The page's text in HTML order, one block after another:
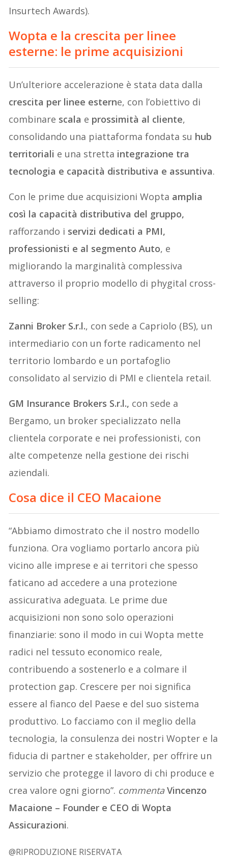
Insurtech Awards).
Wopta e la crescita per linee
esterne: le prime acquisizioni
Un’ulteriore accelerazione è stata data dalla
crescita per linee esterne, con l’obiettivo di
combinare scala e prossimità al cliente,
consolidando una piattaforma fondata su hub
territoriali e una stretta integrazione tra
tecnologia e capacità distributiva e assuntiva.
Con le prime due acquisizioni Wopta amplia
così la capacità distributiva del gruppo,
rafforzando i servizi dedicati a PMI,
professionisti e al segmento Auto, e
migliorando la marginalità complessiva
attraverso il proprio modello di phygital cross-
selling:
Zanni Broker S.r.l., con sede a Capriolo (BS), un
intermediario con un forte radicamento nel
territorio lombardo e un portafoglio
consolidato al servizio di PMI e clientela retail.
GM Insurance Brokers S.r.l., con sede a
Bergamo, un broker specializzato nella
clientela corporate e nei professionisti, con
alte competenze nella gestione dei rischi
aziendali.
Cosa dice il CEO Macaione
“Abbiamo dimostrato che il nostro modello
funziona. Ora vogliamo portarlo ancora più
vicino alle imprese e ai territori che spesso
faticano ad accedere a una protezione
assicurativa adeguata. Le prime due
acquisizioni non sono solo operazioni
finanziarie: sono il modo in cui Wopta mette
radici nel tessuto economico reale,
contribuendo a sostenerlo e a colmare il
protection gap. Crescere per noi significa
essere al fianco del Paese e del suo sistema
produttivo. Lo facciamo con il meglio della
tecnologia, la consulenza dei nostri Wopter e la
fiducia di partner e stakeholder, per offrire un
servizio che protegge il lavoro di chi produce e
crea valore ogni giorno”. commentaVincenzo
Macaione – Founder e CEO di Wopta
Assicurazioni.
@RIPRODUZIONE RISERVATA